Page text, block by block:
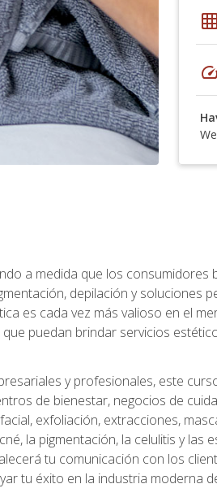
grid_on
speed
a medida que los
depilación y soluciones
es cada vez más valioso en el
puedan brindar servicios
y profesionales, este
de bienestar, negocios de
exfoliación, extracciones,
la pigmentación, la celulitis y las
tu comunicación con los
tu éxito en la industria moderna